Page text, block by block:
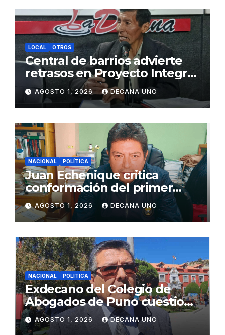
LOCAL OTROS
Central de barrios advierte
retrasos en Proyecto Integral
de Agua y Alcantarillado para
Juliaca
AGOSTO 1, 2026 DECANA UNO
NACIONAL POLÍTICA
Juan Echenique critica
conformación del primer
gabinete ministerial de Keiko
Fujimori
AGOSTO 1, 2026 DECANA UNO
NACIONAL POLÍTICA
Exdecano del Colegio de
Abogados de Puno cuestiona
propuestas sobre seguridad
ciudadana
AGOSTO 1, 2026 DECANA UNO